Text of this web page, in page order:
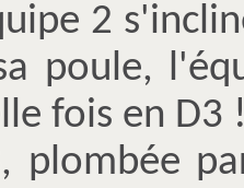
2
poule,
fois en D3
plombée